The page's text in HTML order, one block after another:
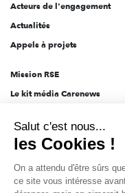
Acteurs de l'engagement
Actualités
Appels à projets
Mission RSE
Le kit média Carenews
AEF info
Novethic
PRODURABLE
Inclusiv Day
Salut c'est nous...
les Cookies !
On a attendu d'être sûrs
ce site vous intéresse